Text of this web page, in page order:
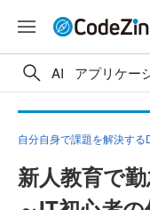
AI アプリケー
自分自身で課題を解決する
新人教育で